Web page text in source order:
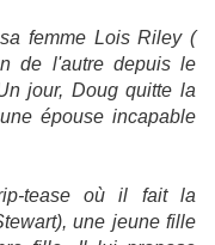
femme Lois Riley (
de l'autre depuis le
jour, Doug quitte la
épouse incapable
tease où il fait la
une jeune fille